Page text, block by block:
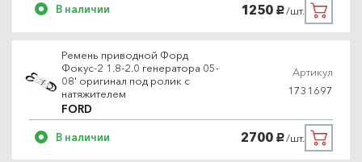
В наличии 1250 руб./шт.
Ремень приводной Форд
Фокус-2 1.8-2.0 генератора 05-
08' оригинал под ролик с
натяжителем
FORD
Артикул
1731697
В наличии 2700 руб./шт.